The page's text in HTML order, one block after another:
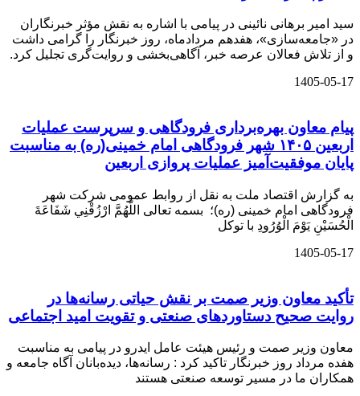
سید امیر برهانی نائینی در پیامی با اشاره به نقش مؤثر خبرنگاران
در «جامعه‌سازی»، هفدهم مردادماه، روز خبرنگار را گرامی داشت
و از تلاش فعالان عرصه خبر، آگاهی‌بخشی و روایت‌گری تجلیل کرد.
1405-05-17
️پیام معاون بهره‌برداری فرودگاهی و سرپرست عملیات
اربعین ۱۴۰۵ شهر فرودگاهی امام خمینی(ره) به مناسبت
پایان موفقیت‌آمیز عملیات پروازی اربعین
به گزارش اقتصاد ملت به نقل از روابط عمومی شرکت شهر
فرودگاهی امام خمینی (ره)؛ بسمه تعالی اللَّهُمَّ ارْزُقْنِي شَفَاعَةَ
الْحُسَيْنِ يَوْمَ الْوُرُودِ با توکل
1405-05-17
تأکید معاون وزیر صمت بر نقش حیاتی رسانه‌ها در
روایت صحیح دستاوردهای صنعتی و تقویت امید اجتماعی
معاون وزیر صمت و رئیس هیئت عامل ایدرو در پیامی به مناسبت
هفده مرداد روز خبرنگار تاکید کرد : رسانه‌ها، دیده‌بانان آگاه جامعه و
همکاران ما در مسیر توسعه صنعتی هستند